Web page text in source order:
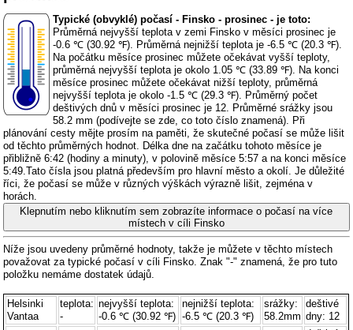
Typické (obvyklé) počasí - Finsko - prosinec - je toto:
Průměrná nejvyšší teplota v zemi Finsko v měsíci prosinec je
-0.6 ℃ (30.92 ℉). Průměrná nejnižší teplota je -6.5 ℃ (20.3 ℉).
Na počátku měsíce prosinec můžete očekávat vyšší teploty,
průměrná nejvyšší teplota je okolo 1.05 ℃ (33.89 ℉). Na konci
měsíce prosinec můžete očekávat nižší teploty, průměrná
nejvyšší teplota je okolo -1.5 ℃ (29.3 ℉). Průměrný počet
deštivých dnů v měsíci prosinec je 12. Průměrné srážky jsou
58.2 mm (podívejte se zde, co toto číslo znamená). Při
plánování cesty mějte prosím na paměti, že skutečné počasí se může lišit
od těchto průměrných hodnot. Délka dne na začátku tohoto měsíce je
přibližně 6:42 (hodiny a minuty), v polovině měsíce 5:57 a na konci měsíce
5:49.Tato čísla jsou platná především pro hlavní město a okolí. Je důležité
říci, že počasí se může v různých výškách výrazně lišit, zejména v
horách.
Klepnutím nebo kliknutím sem zobrazíte informace o počasí na více
místech v cíli Finsko
Níže jsou uvedeny průměrné hodnoty, takže je můžete v těchto místech
považovat za typické počasí v cíli Finsko. Znak "-" znamená, že pro tuto
položku nemáme dostatek údajů.
Helsinki
Vantaa
teplota:
-
nejvyšší teplota:
-0.6 ℃ (30.92 ℉)
nejnižší teplota:
-6.5 ℃ (20.3 ℉)
srážky:
58.2mm
deštivé
dny: 12